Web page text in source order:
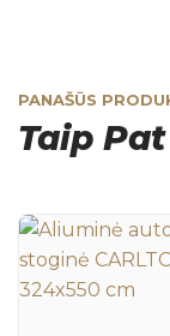
PANAŠŪS
Taip